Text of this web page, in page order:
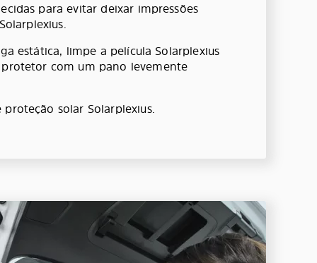
para evitar deixar impressões
estática, limpe a película Solarplexius
com um pano levemente
solar Solarplexius.